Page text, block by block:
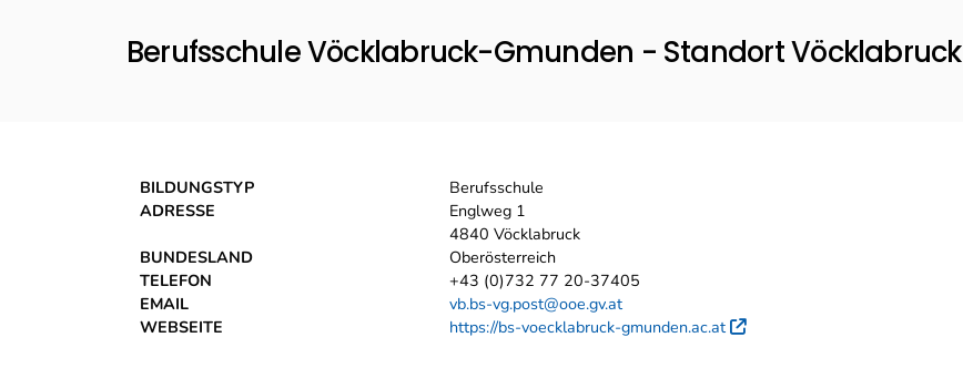
Berufsschule Vöcklabruck-Gmunden - Standort Vöcklabruck
BILDUNGSTYP
Berufsschule
ADRESSE
Englweg 1
4840 Vöcklabruck
BUNDESLAND
Oberösterreich
TELEFON
+43 (0)732 77 20-37405
EMAIL
vb.bs-vg.post@ooe.gv.at
WEBSEITE
https://bs-voecklabruck-gmunden.ac.at Externer Link